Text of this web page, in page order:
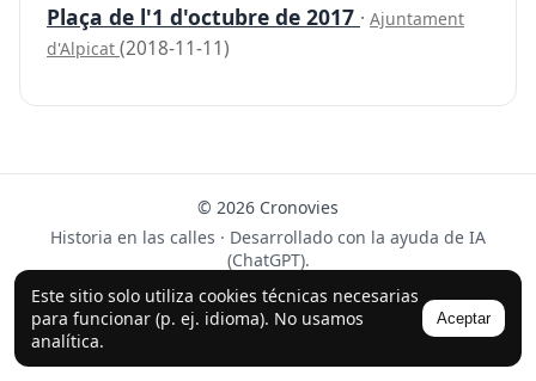
Este sitio solo utiliza cookies técnicas necesarias
para funcionar (p. ej. idioma). No usamos
analítica.
Aceptar
Plaça de l'1 d'octubre de 2017 · Ajuntament
d'Alpicat (2018-11-11)
© 2026 Cronovies
Historia en las calles · Desarrollado con la ayuda de IA
(ChatGPT).
Síguenos en Instagram